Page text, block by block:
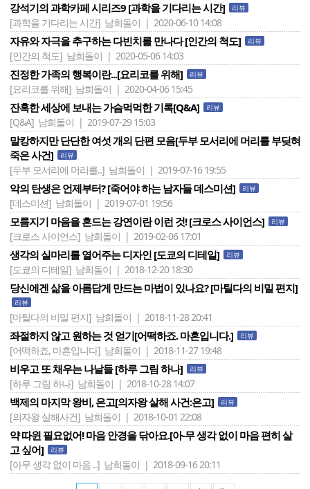
강석기의 과학카페 시리즈9 [과학을 기다리는 시간] 리뷰
[과학을 기다리는 시간] 남희돌이 | 2020-06-10 14:08
자유와 자극을 추구하는 다빈치를 만나다 [인간의 척도] 리뷰
[인간의 척도] 남희돌이 | 2020-05-06 14:03
진정한 가족의 행복이란...[요리코를 위해] 리뷰
[요리코를 위해] 남희돌이 | 2020-04-06 15:45
잔혹한 세상에 보내는 가슴먹먹한 기록[Q&A] 리뷰
[Q&A] 남희돌이 | 2019-07-29 15:03
말캉하지만 단단한 여섯 개의 단편 모음[두부 모서리에 머리를 부딪혀
죽은 사건]
리뷰
[두부 모서리에 머리를..] 남희돌이 | 2019-07-16 19:55
악의 탄생은 언제부터? [죽어야 하는 남자들 데스미션] 리뷰
[데스미션] 남희돌이 | 2019-07-01 19:56
모름지기 마음을 흔드는 강연이란 이런 것! [크로스 사이언스] 리뷰
[크로스 사이언스] 남희돌이 | 2019-02-06 17:01
생각의 실마리를 열어주는 디자인 [도쿄의 디테일] 리뷰
[도쿄의 디테일] 남희돌이 | 2018-12-20 18:30
당신에겐 삶을 아름답게 만드는 마법이 있나요? [마틸다의 비밀 편지]
리뷰
[마틸다의 비밀 편지] 남희돌이 | 2018-11-28 20:41
좌절하지 않고 원하는 것 얻기[어떡하죠. 마흔입니다.] 리뷰
[어떡하죠, 마흔입니다] 남희돌이 | 2018-11-27 19:48
비우고 또 채우는 나날들 [하루 그림 하나] 리뷰
[하루 그림 하나] 남희돌이 | 2018-10-28 14:07
백제의 마지막 왕비, 은고[의자왕 살해 사건:은고] 리뷰
[의자왕 살해사건] 남희돌이 | 2018-10-01 22:08
약 따윈 필요없어! 마음 안경을 닦아요.[아-무 생각 없이 마음 편히 살
고 싶어]
리뷰
[아무 생각 없이 마음 ..] 남희돌이 | 2018-09-16 20:11